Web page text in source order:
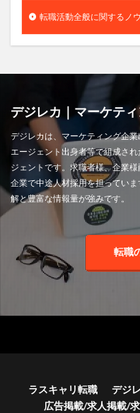
転職活動全般に関するノ
デジレカ｜マーケテ
デジレカは、マーケティング企
エージェント出身者等で組成さ
ジェントです。求職者様、企業
企業で中途人材採用を担ってい
解と豊富な情報量が強みです。
転職
ラスキャリ転職 デジ
広告掲載/求人掲載/